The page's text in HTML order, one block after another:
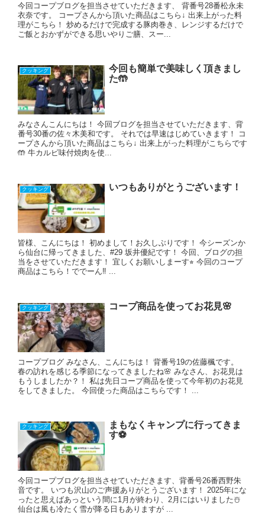
今回コープブログを担当させていただきます、 背番号28番松永未
衣奈です。 コープさんから頂いた商品はこちら↓ 出来上がった料
理がこちら！ 炒めるだけで完成する豚肉巻き、レンジするだけで
ご飯とおかずができる思いやりご膳、スー...
クッキング
今回も簡単で美味しく頂きまし
た🤲
みなさんこんにちは！ 今回ブログを担当させていただきます、背
番号30番の佐々木美和です。 それでは早速はじめていきます！ コ
ープさんから頂いた商品はこちら↓ 出来上がった料理がこちらです
🤲 牛カルビ味付焼肉を使...
クッキング いつもありがとうございます！
皆様、こんにちは！ 初めまして！お久しぶりです！ 今シーズンか
ら仙台に帰ってきました、#29 坂井優紀です！ 今回、ブログの担
当をさせていただきます！ 宜しくお願いしまーす⭐︎ 今回のコープ
商品はこちら！ででーん‼︎ ...
クッキング コープ商品を使ってお花見🌸
コープブログ みなさん、こんにちは！ 背番号19の佐藤楓です。
春の訪れを感じる季節になってきましたね🌸 みなさん、お花見は
もうしましたか？！ 私は先日コープ商品を使って今年初のお花見
をしてきました。 今回使った商品はこちらです！ ...
クッキング
まもなくキャンプに行ってきま
す⚽️
今回コープブログを担当させていただきます、背番号26番西野朱
音です。 いつも沢山のご声援ありがとうございます！ 2025年にな
ったと思えばあっという間に1月が終わり、2月にはいりました☃️
仙台は風も冷たく雪が降る日もありますが ...